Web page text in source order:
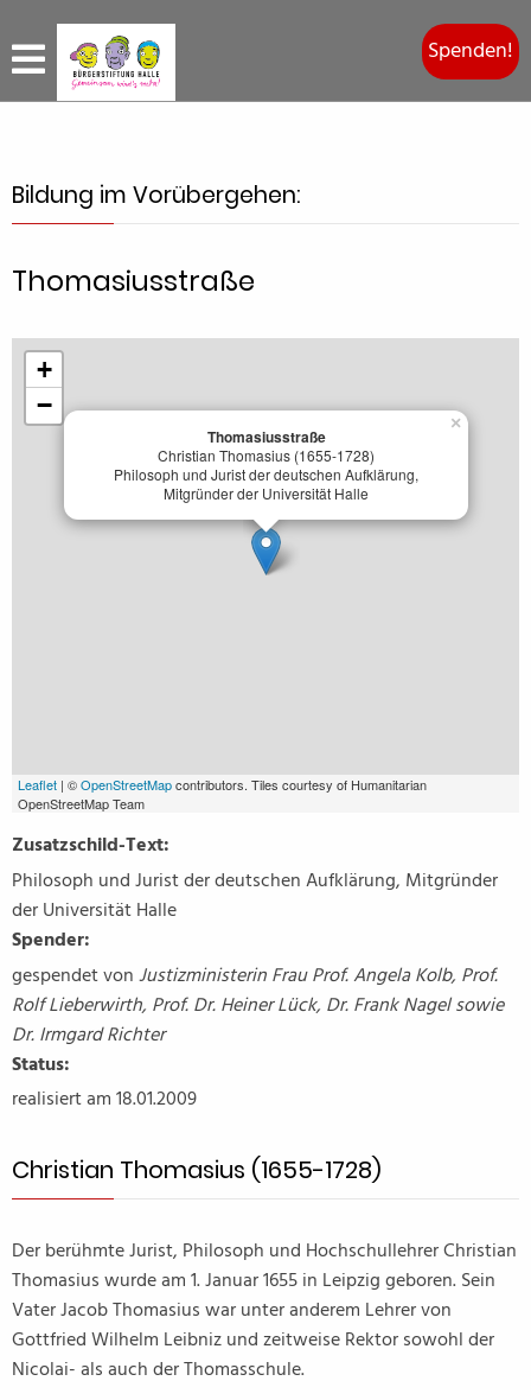
Spenden!
Bildung im Vorübergehen:
Thomasiusstraße
Thomasiusstraße
Christian Thomasius (1655-1728)
Philosoph und Jurist der deutschen Aufklärung,
Mitgründer der Universität Halle
×
+
−
Leaflet | ©OpenStreetMapcontributors. Tiles courtesy of Humanitarian
OpenStreetMap Team
Zusatzschild-Text:
Philosoph und Jurist der deutschen Aufklärung, Mitgründer
der Universität Halle
Spender:
gespendet vonJustizministerin Frau Prof. Angela Kolb, Prof.
Rolf Lieberwirth, Prof. Dr. Heiner Lück, Dr. Frank Nagel sowie
Dr. Irmgard Richter
Status:
realisiert am 18.01.2009
Christian Thomasius (1655-1728)
Der berühmte Jurist, Philosoph und Hochschullehrer Christian
Thomasius wurde am 1. Januar 1655 in Leipzig geboren. Sein
Vater Jacob Thomasius war unter anderem Lehrer von
Gottfried Wilhelm Leibniz und zeitweise Rektor sowohl der
Nicolai- als auch der Thomasschule.